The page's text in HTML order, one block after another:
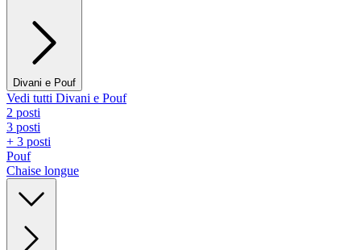
Divani e Pouf
Vedi tutti Divani e Pouf
2 posti
3 posti
+ 3 posti
Pouf
Chaise longue